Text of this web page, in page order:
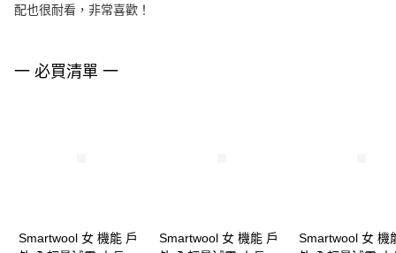
配也很耐看，非常喜歡！
一 必買清單 一
Smartwool 女 機能 戶
Smartwool 女 機能 戶
Smartwool 女 機